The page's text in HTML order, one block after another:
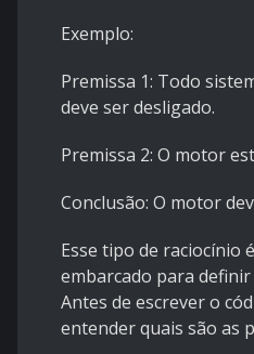
Exemplo:
Premissa 1: Todo
deve ser desligado.
Premissa 2: O motor
Conclusão: O motor
Esse tipo de raciocínio
embarcado para
Antes de escrever o
entender quais são as